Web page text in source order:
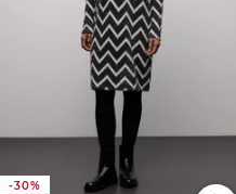
-30%